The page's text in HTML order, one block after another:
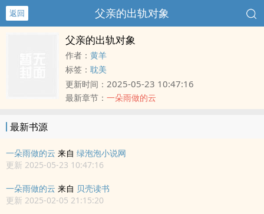
返回 父亲的出轨对象
父亲的出轨对象
作者： 黄羊
标签： 耽美
更新时间： 2025-05-23 10:47:16
最新章节： 一朵雨做的云
最新书源
一朵雨做的云 来自 绿泡泡小说网
更新 2025-05-23 10:47:16
一朵雨做的云 来自 贝壳读书
更新 2025-02-05 21:15:20